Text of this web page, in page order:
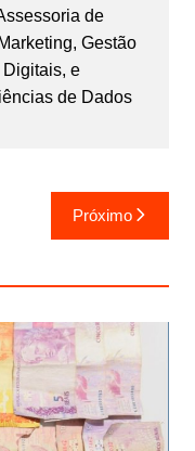
de
Gestão
e
de Dados
Próximo